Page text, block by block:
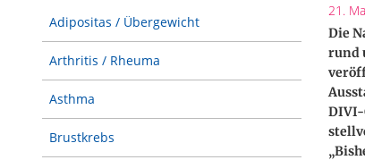
Adipositas / Übergewicht
Arthritis / Rheuma
Asthma
Brustkrebs
21.
Die
rund
DIVI-